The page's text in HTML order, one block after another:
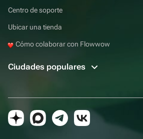
Centro de soporte
Ubicar una tienda
Cómo colaborar con Flowwow
Ciudades populares